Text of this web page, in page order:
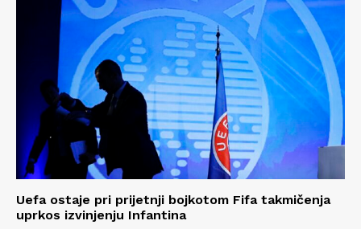
Uefa ostaje pri prijetnji bojkotom Fifa takmičenja
uprkos izvinjenju Infantina